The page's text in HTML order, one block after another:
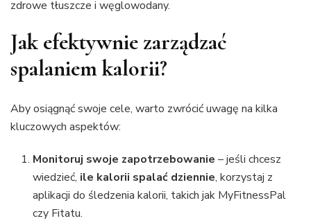
zdrowe tłuszcze i węglowodany.
Jak efektywnie zarządzać
spalaniem kalorii?
Aby osiągnąć swoje cele, warto zwrócić uwagę na kilka
kluczowych aspektów:
Monitoruj swoje zapotrzebowanie – jeśli chcesz
wiedzieć, ile kalorii spalać dziennie, korzystaj z
aplikacji do śledzenia kalorii, takich jak MyFitnessPal
czy Fitatu.